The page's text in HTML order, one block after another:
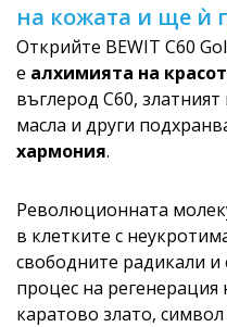
на кожата и ще ѝ
Открийте BEWIT C60
е алхимията на
въглерод C60,
масла и други
хармония.
Революционната
в клетките с
свободните радикали и
процес на регенерация
каратово злато,